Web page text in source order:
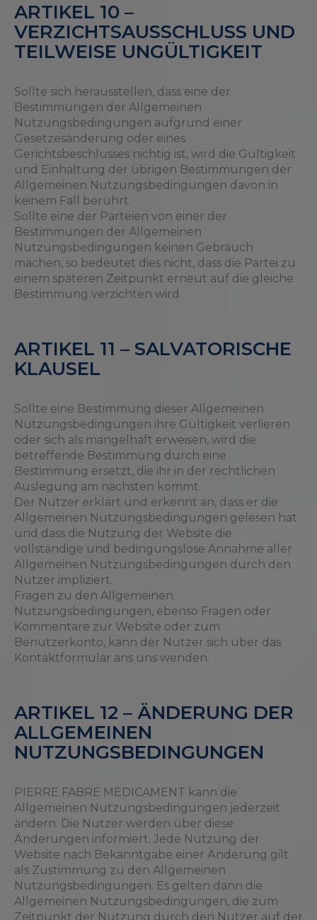
ARTIKEL 10 –
VERZICHTSAUSSCHLUSS UND
TEILWEISE UNGÜLTIGKEIT
Sollte sich herausstellen, dass eine der
Bestimmungen der Allgemeinen
Nutzungsbedingungen aufgrund einer
Gesetzesänderung oder eines
Gerichtsbeschlusses nichtig ist, wird die Gültigkeit
und Einhaltung der übrigen Bestimmungen der
Allgemeinen Nutzungsbedingungen davon in
keinem Fall berührt.
Sollte eine der Parteien von einer der
Bestimmungen der Allgemeinen
Nutzungsbedingungen keinen Gebrauch
machen, so bedeutet dies nicht, dass die Partei zu
einem späteren Zeitpunkt erneut auf die gleiche
Bestimmung verzichten wird.
ARTIKEL 11 – SALVATORISCHE
KLAUSEL
Sollte eine Bestimmung dieser Allgemeinen
Nutzungsbedingungen ihre Gültigkeit verlieren
oder sich als mangelhaft erweisen, wird die
betreffende Bestimmung durch eine
Bestimmung ersetzt, die ihr in der rechtlichen
Auslegung am nächsten kommt.
Der Nutzer erklärt und erkennt an, dass er die
Allgemeinen Nutzungsbedingungen gelesen hat
und dass die Nutzung der Website die
vollständige und bedingungslose Annahme aller
Allgemeinen Nutzungsbedingungen durch den
Nutzer impliziert.
Fragen zu den Allgemeinen
Nutzungsbedingungen, ebenso Fragen oder
Kommentare zur Website oder zum
Benutzerkonto, kann der Nutzer sich über das
Kontaktformular ans uns wenden.
ARTIKEL 12 – ÄNDERUNG DER
ALLGEMEINEN
NUTZUNGSBEDINGUNGEN
PIERRE FABRE MEDICAMENT kann die
Allgemeinen Nutzungsbedingungen jederzeit
ändern. Die Nutzer werden über diese
Änderungen informiert. Jede Nutzung der
Website nach Bekanntgabe einer Änderung gilt
als Zustimmung zu den Allgemeinen
Nutzungsbedingungen. Es gelten dann die
Allgemeinen Nutzungsbedingungen, die zum
Zeitpunkt der Nutzung durch den Nutzer auf der